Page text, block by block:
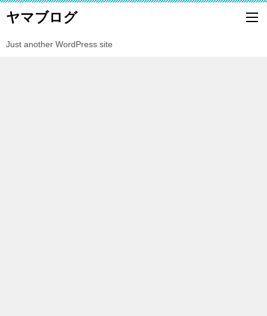
ヤマブログ
Just another WordPress site